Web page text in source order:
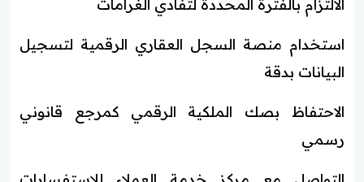
الالتزام بالفترة المحددة لتفادي الغرامات
استخدام منصة السجل العقاري الرقمية لتسجيل
البيانات بدقة
الاحتفاظ بصك الملكية الرقمي كمرجع قانوني
رسمي